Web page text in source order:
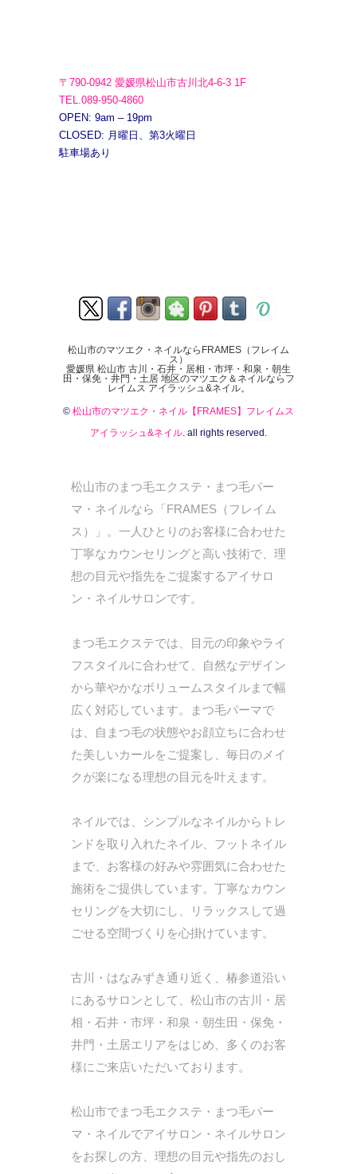
〒790-0942 愛媛県松山市古川北4-6-3 1F
TEL.089-950-4860
OPEN: 9am – 19pm
CLOSED: 月曜日、第3火曜日
駐車場あり
松山市のマツエク・ネイルならFRAMES（フレイム
ス）
愛媛県 松山市 古川・石井・居相・市坪・和泉・朝生
田・保免・井門・土居 地区のマツエク＆ネイルならフ
レイムス アイラッシュ&ネイル。
© 松山市のマツエク・ネイル【FRAMES】フレイムス
アイラッシュ&ネイル. all rights reserved.
松山市のまつ毛エクステ・まつ毛パー
マ・ネイルなら「FRAMES（フレイム
ス）」。一人ひとりのお客様に合わせた
丁寧なカウンセリングと高い技術で、理
想の目元や指先をご提案するアイサロ
ン・ネイルサロンです。
まつ毛エクステでは、目元の印象やライ
フスタイルに合わせて、自然なデザイン
から華やかなボリュームスタイルまで幅
広く対応しています。まつ毛パーマで
は、自まつ毛の状態やお顔立ちに合わせ
た美しいカールをご提案し、毎日のメイ
クが楽になる理想の目元を叶えます。
ネイルでは、シンプルなネイルからトレ
ンドを取り入れたネイル、フットネイル
まで、お客様の好みや雰囲気に合わせた
施術をご提供しています。丁寧なカウン
セリングを大切にし、リラックスして過
ごせる空間づくりを心掛けています。
古川・はなみずき通り近く、椿参道沿い
にあるサロンとして、松山市の古川・居
相・石井・市坪・和泉・朝生田・保免・
井門・土居エリアをはじめ、多くのお客
様にご来店いただいております。
松山市でまつ毛エクステ・まつ毛パー
マ・ネイルでアイサロン・ネイルサロン
をお探しの方、理想の目元や指先のおし